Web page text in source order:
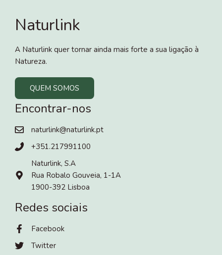
Naturlink
A Naturlink quer tornar ainda mais forte a sua ligação à
Natureza.
QUEM SOMOS
Encontrar-nos
naturlink@naturlink.pt
+351.217991100
Naturlink, S.A
Rua Robalo Gouveia, 1-1A
1900-392 Lisboa
Redes sociais
Facebook
Twitter